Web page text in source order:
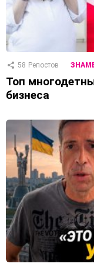
58 Репостов
Топ
бизнеса